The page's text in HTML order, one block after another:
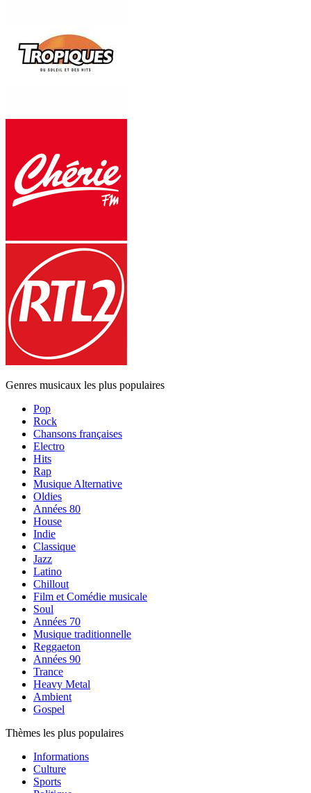
Genres musicaux les plus populaires
Pop
Rock
Chansons françaises
Electro
Hits
Rap
Musique Alternative
Oldies
Années 80
House
Indie
Classique
Jazz
Latino
Chillout
Film et Comédie musicale
Soul
Années 70
Musique traditionnelle
Reggaeton
Années 90
Trance
Heavy Metal
Ambient
Gospel
Thèmes les plus populaires
Informations
Culture
Sports